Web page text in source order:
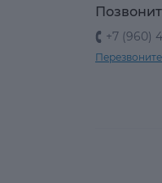
+7 (960)